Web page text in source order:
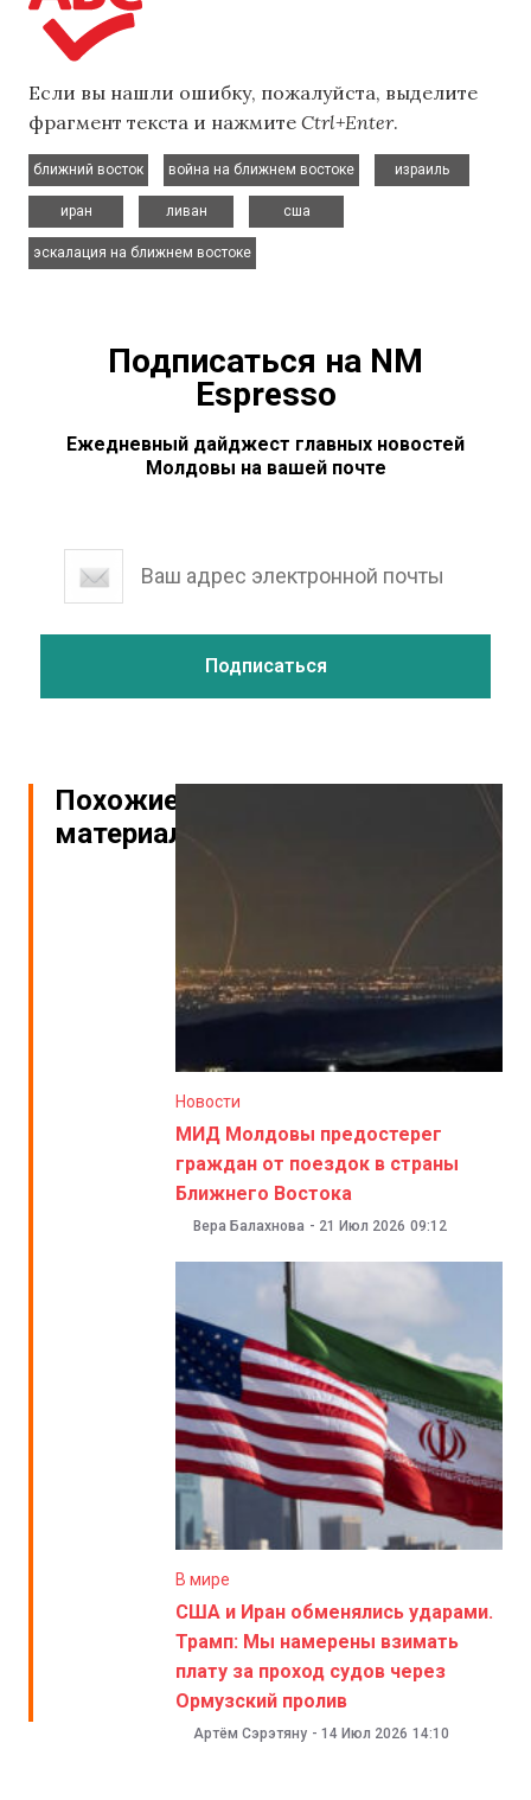
Если вы нашли ошибку, пожалуйста, выделите
фрагмент текста и нажмите Ctrl+Enter.
ближний восток
война на ближнем востоке
израиль
иран
ливан
сша
эскалация на ближнем востоке
Подписаться на NM
Espresso
Ежедневный дайджест главных новостей
Молдовы на вашей почте
Похожие
материалы
Новости
МИД Молдовы предостерег
граждан от поездок в страны
Ближнего Востока
Вера Балахнова - 21 Июл 2026 09:12
В мире
США и Иран обменялись ударами.
Трамп: Мы намерены взимать
плату за проход судов через
Ормузский пролив
Артём Сэрэтяну - 14 Июл 2026 14:10